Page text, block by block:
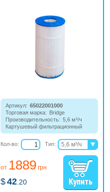
Артикул: 65022001000
Торговая марка: Bridge
Производительность: 5,6 м³/ч
Картушевый фильтрационный
элемент для фильтра BC3110.
от 1889 грн
$42 .20
Кол-во: Тип:
5,6 м³/ч
11,3 м³/ч